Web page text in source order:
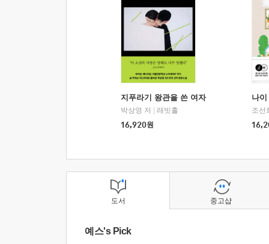
지푸라기 왕관을 쓴 여자
박상영 저
래빗홀
16,920원
나
조선
도서
예스's Pick
중고샵